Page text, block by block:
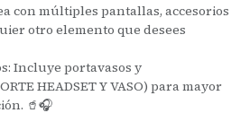
con múltiples pantallas, accesorios
otro elemento que desees
Incluye portavasos y
HEADSET Y VASO) para mayor
🥤🎧